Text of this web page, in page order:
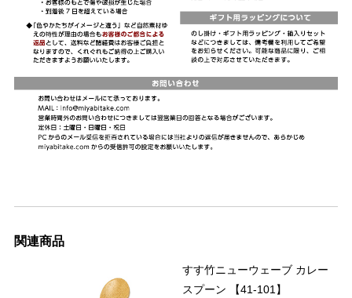
関連商品
すす竹ニューウェーブ カレー
スプーン 【41-101】